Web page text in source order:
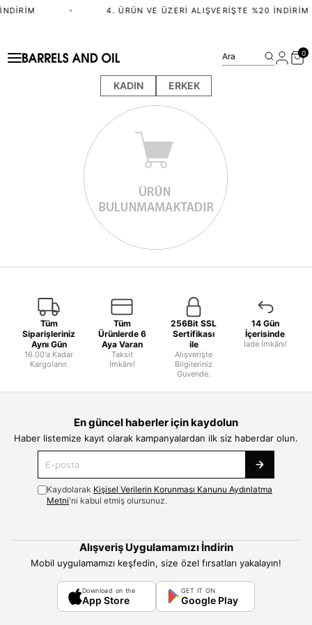
• 4. ÜRÜN VE ÜZERI ALIŞVERIŞTE %20 İNDIRIM
KADIN ERKEK
Ara 0
Tüm
Siparişleriniz
Aynı Gün
16.00'a Kadar
Kargolanır.
Tüm
Ürünlerde 6
Aya Varan
Taksit
İmkânı!
256Bit SSL
Sertifikası
ile
Alışverişte
Bilgileriniz
Güvende.
14 Gün
İçerisinde
İade İmkânı!
En güncel haberler için kaydolun
Haber listemize kayıt olarak kampanyalardan ilk siz haberdar olun.
Kaydolarak Kişisel Verilerin Korunması Kanunu Aydınlatma
Metni'ni kabul etmiş olursunuz.
Alışveriş Uygulamamızı İndirin
Mobil uygulamamızı keşfedin, size özel fırsatları yakalayın!
Download on the
App Store
GET IT ON
Google Play